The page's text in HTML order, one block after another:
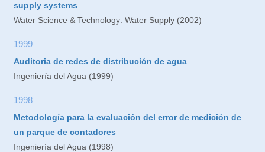
supply systems
Water Science & Technology: Water Supply (2002)
1999
Auditoria de redes de distribución de agua
Ingeniería del Agua (1999)
1998
Metodología para la evaluación del error de medición de
un parque de contadores
Ingeniería del Agua (1998)